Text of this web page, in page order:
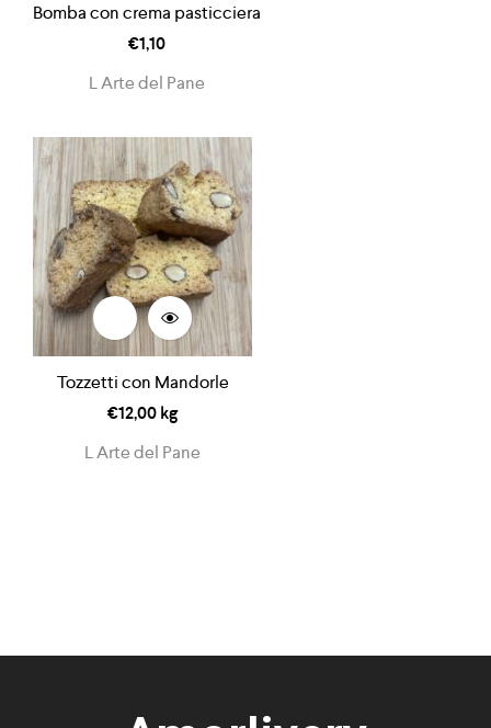
Bomba con crema pasticciera
€1,10
L Arte del Pane
Tozzetti con Mandorle
€12,00kg
L Arte del Pane